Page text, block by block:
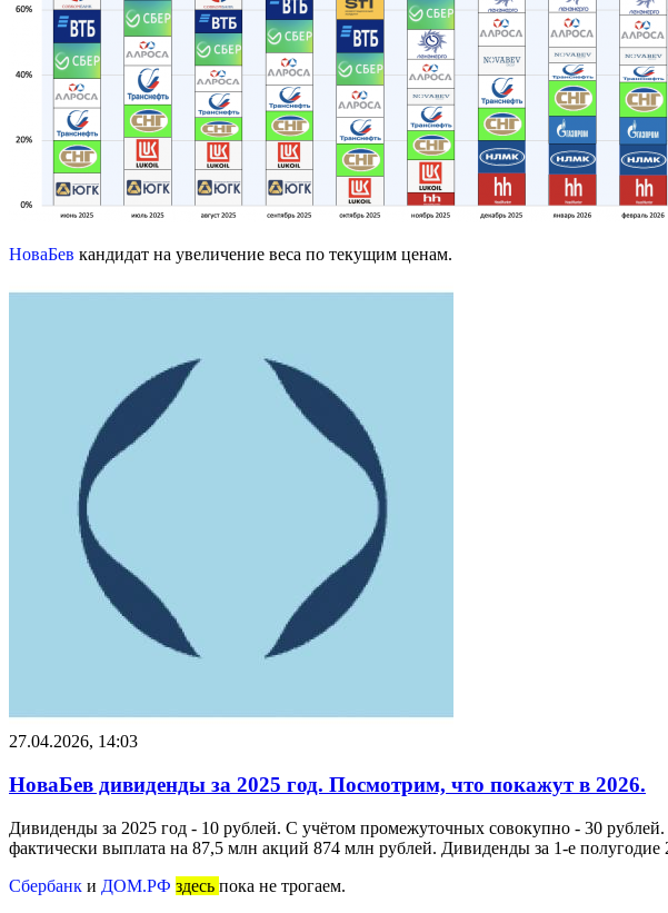
НоваБев кандидат на увеличение веса по текущим ценам.
27.04.2026, 14:03
НоваБев дивиденды за 2025 год. Посмотрим, что покажут в 2026.
Дивиденды за 2025 год - 10 рублей. С учётом промежуточных совокупно - 30
фактически выплата на 87,5 млн акций 874 млн рублей. Дивиденды за 1-е полугодие
Сбербанк и ДОМ.РФ здесь пока не трогаем.